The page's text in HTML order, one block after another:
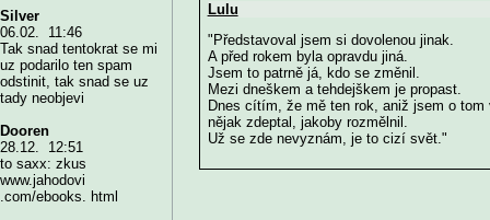
Lulu
"Představoval jsem si dovolenou jinak.
A před rokem byla opravdu jiná.
Jsem to patrně já, kdo se změnil.
Mezi dneškem a tehdejškem je propast.
Dnes cítím, že mě ten rok, aniž jsem o tom
nějak zdeptal, jakoby rozmělnil.
Už se zde nevyznám, je to cizí svět."
Silver
06.02. 11:46
Tak snad tentokrat se mi
uz podarilo ten spam
odstinit, tak snad se uz
tady neobjevi
Dooren
28.12. 12:51
to saxx: zkus
www.jahodovi
.com/ebooks. html